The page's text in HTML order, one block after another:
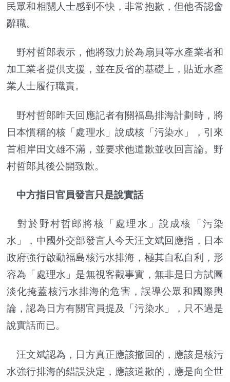
民眾和相關人士感到不快，非常抱歉，但他否認會
辭職。
野村哲郎表示，他將致力於為扇貝等水產業者和
加工業者提供支援，並在反省的基礎上，貼近水產
業人士履行職責。
野村哲郎昨天回應記者有關福島排海計劃時，將
日本慣稱的核「處理水」說成核「污染水」，引來
首相岸田文雄不滿，並要求他道歉並收回言論。野
村哲郎其後公開致歉。
中方指日官員發言只是說實話
對於野村哲郎將核「處理水」說成核「污染
水」，中國外交部發言人今天汪文斌回應指，日本
政府強行啟動福島核污水排海，極其自私自利，形
容為「處理水」是無視客觀事實，無非是日方試圖
淡化掩蓋核污水排海的危害，誤導公眾和國際輿
論，認為日方有關官員提及「污染水」，只不過是
說實話而已。
汪文斌認為，日方真正應該撤回的，應該是核污
水強行排海的錯誤決定，應該道歉的，應是向全世